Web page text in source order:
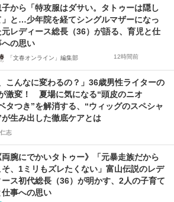
子から「特攻服はダサい。タトゥーは隠し
」と…少年院を経てシングルマザーになっ
元レディース総長（36）が語る、育児と仕
への思い
「文春オンライン」編集部 12時間前
こんなに変わるの？」36歳男性ライターの
激変！ 夏場に気になる“頭皮のニオ
タつき”を解消する、“ウィッグのスペシャ
が生み出した徹底ケアとは
志
両腕にでかいタトゥー》「元暴走族だから
そ、1ミリもズレたくない」富山伝説のレデ
ース初代総長（36）が明かす、2人の子育て
仕事への思い